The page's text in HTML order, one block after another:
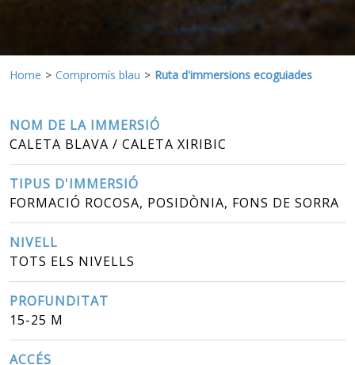
Home Compromís blau Ruta d'immersions ecoguiades
NOM DE LA IMMERSIÓ
CALETA BLAVA / CALETA XIRIBIC
TIPUS D'IMMERSIÓ
FORMACIÓ ROCOSA, POSIDÒNIA, FONS DE SORRA
NIVELL
TOTS ELS NIVELLS
PROFUNDITAT
15-25 M
ACCÉS